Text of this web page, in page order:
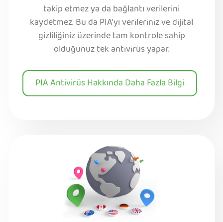
takip etmez ya da bağlantı verilerini
kaydetmez. Bu da PIA'yı verileriniz ve dijital
gizliliğiniz üzerinde tam kontrole sahip
olduğunuz tek antivirüs yapar.
PIA Antivirüs Hakkında Daha Fazla Bilgi